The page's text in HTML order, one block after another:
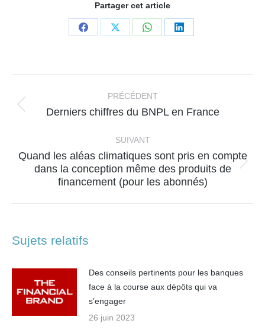
Partager cet article
PartagerPartagerPartagerPartager
article
PRÉCÉDENT
Article
:
Derniers chiffres du BNPL en France
SUIVANT
Article
suivant
Quand les aléas climatiques sont pris en compte
dans la conception même des produits de
financement (pour les abonnés)
Sujets relatifs
Des conseils pertinents pour les banques
face à la course aux dépôts qui va
s’engager
26 juin 2023